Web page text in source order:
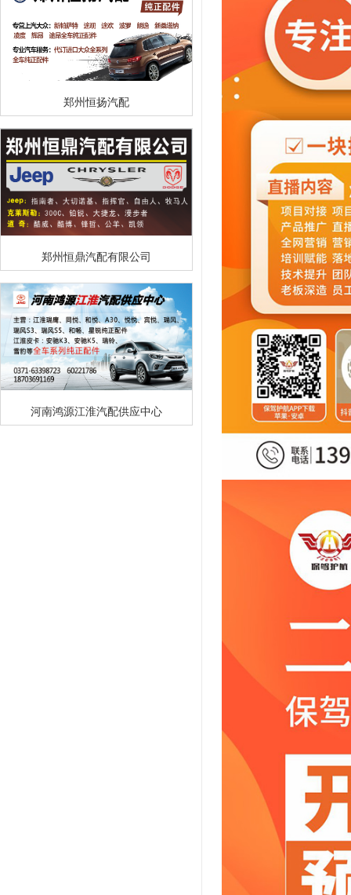
郑州恒扬汽配
郑州恒鼎汽配有限公司
河南鸿源江淮汽配供应中心